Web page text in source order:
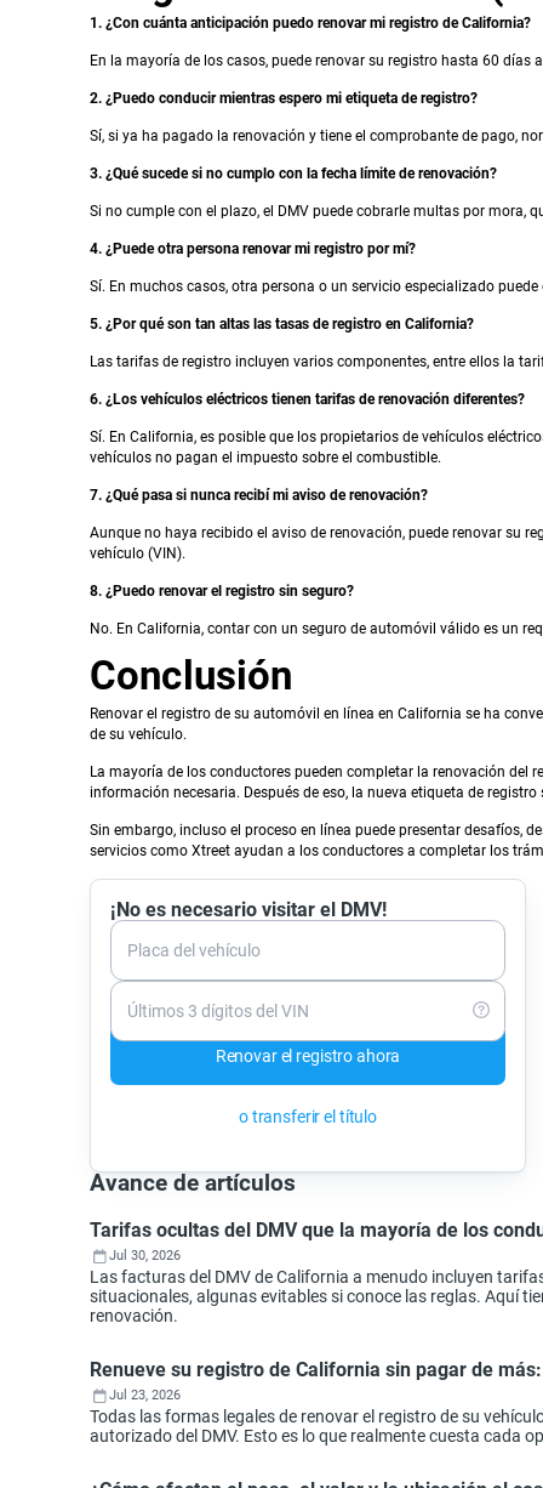
1. ¿Con cuánta anticipación puedo renovar mi registro de California?
En la mayoría de los casos, puede renovar su registro hasta 60 días
2. ¿Puedo conducir mientras espero mi etiqueta de registro?
Sí, si ya ha pagado la renovación y tiene el comprobante de pago,
3. ¿Qué sucede si no cumplo con la fecha límite de renovación?
Si no cumple con el plazo, el DMV puede cobrarle multas por mora,
4. ¿Puede otra persona renovar mi registro por mí?
Sí. En muchos casos, otra persona o un servicio especializado
5. ¿Por qué son tan altas las tasas de registro en California?
Las tarifas de registro incluyen varios componentes, entre ellos la
6. ¿Los vehículos eléctricos tienen tarifas de renovación diferentes?
Sí. En California, es posible que los propietarios de vehículos
vehículos no pagan el impuesto sobre el combustible.
7. ¿Qué pasa si nunca recibí mi aviso de renovación?
Aunque no haya recibido el aviso de renovación, puede renovar su
vehículo (VIN).
8. ¿Puedo renovar el registro sin seguro?
No. En California, contar con un seguro de automóvil válido es un
Conclusión
Renovar el registro de su automóvil en línea en California se ha
de su vehículo.
La mayoría de los conductores pueden completar la renovación
información necesaria. Después de eso, la nueva etiqueta de
Sin embargo, incluso el proceso en línea puede presentar desafíos,
servicios como Xtreet ayudan a los conductores a completar los
¡No es necesario visitar el DMV!
Placa del vehículo
Últimos 3 dígitos del VIN
Renovar el registro ahora
o transferir el título
Avance de artículos
Tarifas ocultas del DMV que la mayoría de los
Jul 30, 2026
Las facturas del DMV de California a menudo incluyen
situacionales, algunas evitables si conoce las reglas. Aquí
renovación.
Renueve su registro de California sin pagar de
Jul 23, 2026
Todas las formas legales de renovar el registro de su
autorizado del DMV. Esto es lo que realmente cuesta cada